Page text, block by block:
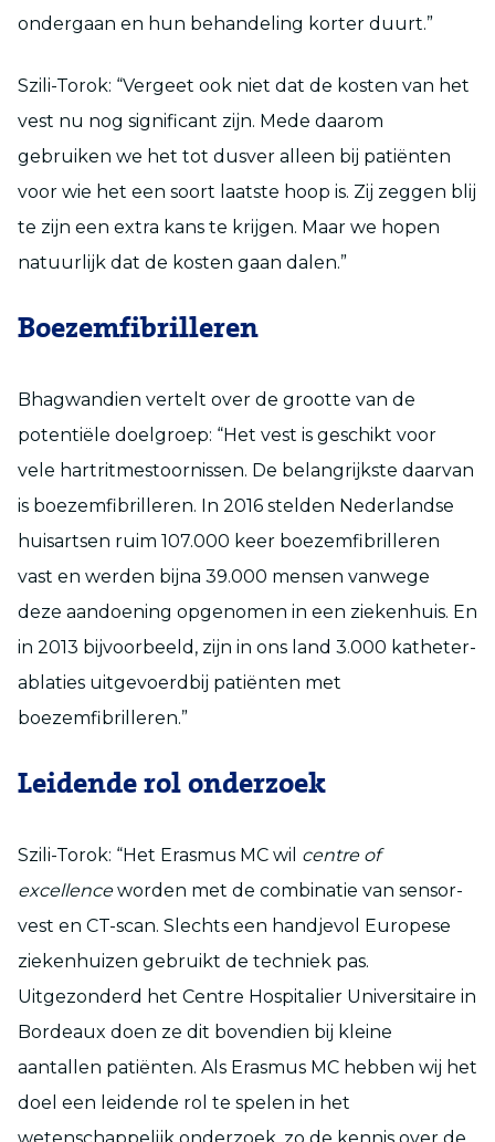
ondergaan en hun behandeling korter duurt.”
Szili-Torok: “Vergeet ook niet dat de kosten van het
vest nu nog significant zijn. Mede daarom
gebruiken we het tot dusver alleen bij patiënten
voor wie het een soort laatste hoop is. Zij zeggen blij
te zijn een extra kans te krijgen. Maar we hopen
natuurlijk dat de kosten gaan dalen.”
Boezemfibrilleren
Bhagwandien vertelt over de grootte van de
potentiële doelgroep: “Het vest is geschikt voor
vele hartritmestoornissen. De belangrijkste daarvan
is boezemfibrilleren. In 2016 stelden Nederlandse
huisartsen ruim 107.000 keer boezemfibrilleren
vast en werden bijna 39.000 mensen vanwege
deze aandoening opgenomen in een ziekenhuis. En
in 2013 bijvoorbeeld, zijn in ons land 3.000 katheter-
ablaties uitgevoerdbij patiënten met
boezemfibrilleren.”
Leidende rol onderzoek
Szili-Torok: “Het Erasmus MC wil centre of
excellenceworden met de combinatie van sensor-
vest en CT-scan. Slechts een handjevol Europese
ziekenhuizen gebruikt de techniek pas.
Uitgezonderd het Centre Hospitalier Universitaire in
Bordeaux doen ze dit bovendien bij kleine
aantallen patiënten. Als Erasmus MC hebben wij het
doel een leidende rol te spelen in het
wetenschappelijk onderzoek, zo de kennis over de